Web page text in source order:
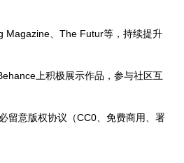
Magazine、The Futur等，持续提升
上积极展示作品，参与社区互
留意版权协议（CC0、免费商用、署